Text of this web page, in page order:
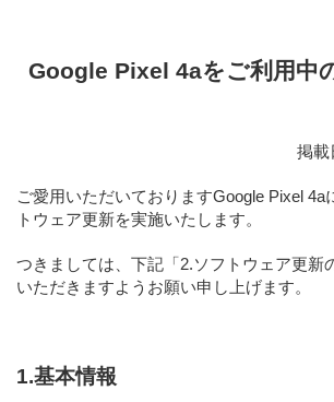
Google Pixel 4aをご利用中
掲載
ご愛用いただいておりますGoogle Pixel 4a
トウェア更新を実施いたします。
つきましては、下記 「2.ソフトウェア更新
いただきますようお願い申し上げます。
1.基本情報